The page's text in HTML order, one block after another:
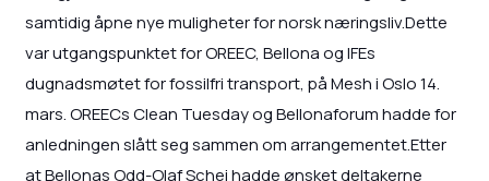
samtidig åpne nye muligheter for norsk næringsliv.Dette
var utgangspunktet for OREEC, Bellona og IFEs
dugnadsmøtet for fossilfri transport, på Mesh i Oslo 14.
mars. OREECs Clean Tuesday og Bellonaforum hadde for
anledningen slått seg sammen om arrangementet.Etter
at Bellonas Odd-Olaf Schei hadde ønsket deltakerne